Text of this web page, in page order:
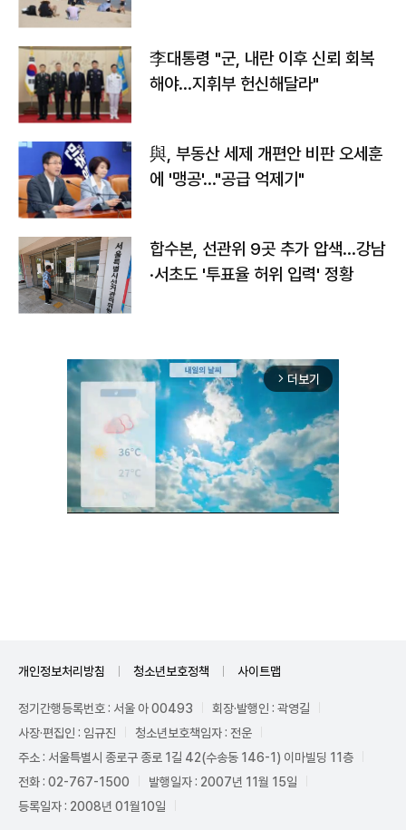
李대통령 "군, 내란 이후 신뢰 회복
해야…지휘부 헌신해달라"
與, 부동산 세제 개편안 비판 오세훈
에 '맹공'…"공급 억제기"
합수본, 선관위 9곳 추가 압색…강남
·서초도 '투표율 허위 입력' 정황
arrow_forward_ios 더보기
개인정보처리방침 청소년보호정책 사이트맵
정기간행등록번호 : 서울 아 00493
회장·발행인 : 곽영길
사장·편집인 : 임규진
청소년보호책임자 : 전운
주소 : 서울특별시 종로구 종로 1길 42(수송동 146-1) 이마빌딩 11층
전화 : 02-767-1500
발행일자 : 2007년 11월 15일
등록일자 : 2008년 01월10일